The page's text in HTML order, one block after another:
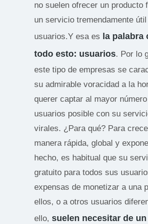
no suelen ofrecer un producto
un servicio tremendamente
usuarios.Y esa es la palabra
todo esto: usuarios. Por lo
este tipo de empresas se
su admirable voracidad a la
querer captar al mayor
usuarios posible con su
virales. ¿Para qué? Para
manera rápida, global y
hecho, es habitual que su
gratuito para todos sus
expensas de monetizar a una
ellos, o a otros usuarios
ello, suelen necesitar de